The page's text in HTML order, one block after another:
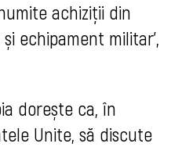
achiziții din
echipament militar',
dorește ca, în
Unite, să discute